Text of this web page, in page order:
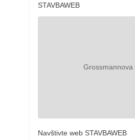
STAVBAWEB
Navštivte web STAVBAWEB